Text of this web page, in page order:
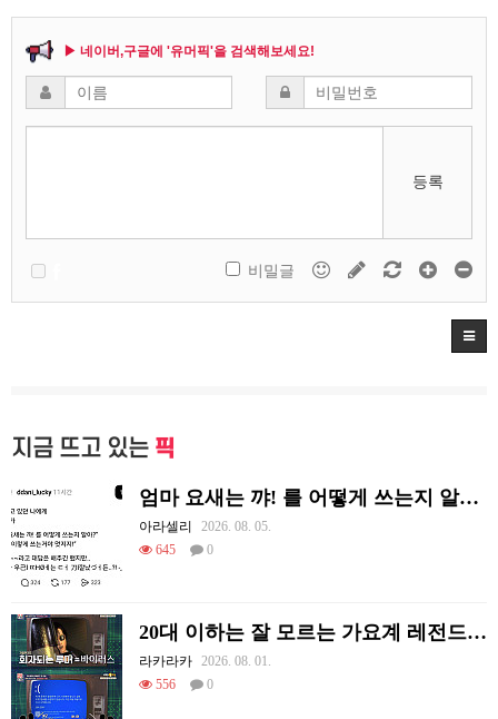
▶ 네이버,구글에 '유머픽'을 검색해보세요!
등록
비밀글
지금 뜨고 있는 픽
엄마 요새는 꺄! 를 어떻게 쓰는지 알아?
아라셀리
2026. 08. 05.
645
0
20대 이하는 잘 모르는 가요계 레전드 썰
라카라카 2026. 08. 01.
556
0